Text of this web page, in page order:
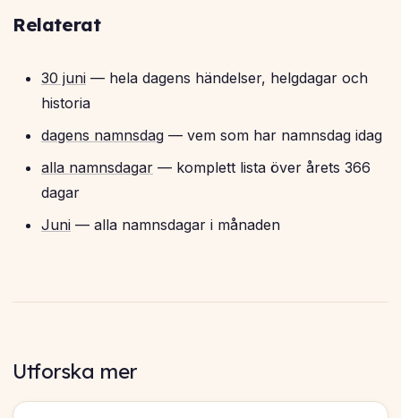
Relaterat
30 juni — hela dagens händelser, helgdagar och
historia
dagens namnsdag — vem som har namnsdag idag
alla namnsdagar — komplett lista över årets 366
dagar
Juni — alla namnsdagar i månaden
Utforska mer